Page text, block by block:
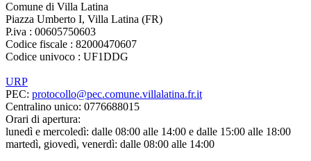
Comune di Villa Latina
Piazza Umberto I, Villa Latina (FR)
P.iva : 00605750603
Codice fiscale : 82000470607
Codice univoco : UF1DDG
URP
PEC: protocollo@pec.comune.villalatina.fr.it
Centralino unico: 0776688015
Orari di apertura:
lunedì e mercoledì: dalle 08:00 alle 14:00 e dalle 15:00 alle 18:00
martedì, giovedì, venerdì: dalle 08:00 alle 14:00